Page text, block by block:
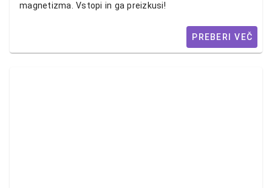
magnetizma. Vstopi in ga preizkusi!
PREBERI VEČ